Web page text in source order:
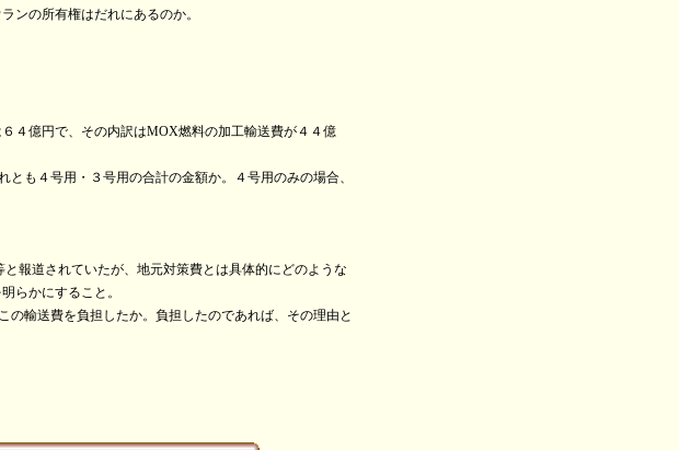
ンの所有権はだれにあるのか。
４億円で、その内訳はMOX燃料の加工輸送費が４４億
も４号用・３号用の合計の金額か。４号用のみの場合、
報道されていたが、地元対策費とは具体的にどのような
らかにすること。
の輸送費を負担したか。負担したのであれば、その理由と